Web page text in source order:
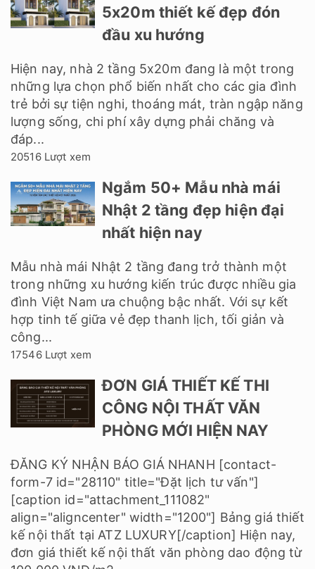
5x20m thiết kế đẹp đón
đầu xu hướng
Hiện nay, nhà 2 tầng 5x20m đang là một trong
những lựa chọn phổ biến nhất cho các gia đình
trẻ bởi sự tiện nghi, thoáng mát, tràn ngập năng
lượng sống, chi phí xây dựng phải chăng và
đáp...
20516 Lượt xem
Ngắm 50+ Mẫu nhà mái
Nhật 2 tầng đẹp hiện đại
nhất hiện nay
Mẫu nhà mái Nhật 2 tầng đang trở thành một
trong những xu hướng kiến trúc được nhiều gia
đình Việt Nam ưa chuộng bậc nhất. Với sự kết
hợp tinh tế giữa vẻ đẹp thanh lịch, tối giản và
công...
17546 Lượt xem
ĐƠN GIÁ THIẾT KẾ THI
CÔNG NỘI THẤT VĂN
PHÒNG MỚI HIỆN NAY
ĐĂNG KÝ NHẬN BÁO GIÁ NHANH [contact-
form-7 id="28110" title="Đặt lịch tư vấn"]
[caption id="attachment_111082"
align="aligncenter" width="1200"] Bảng giá thiết
kế nội thất tại ATZ LUXURY[/caption] Hiện nay,
đơn giá thiết kế nội thất văn phòng dao động từ